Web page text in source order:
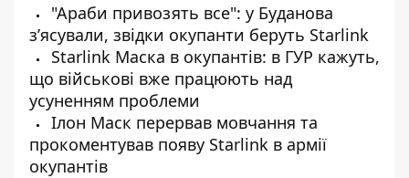
"Араби привозять все": у Буданова
зʼясували, звідки окупанти беруть Starlink
Starlink Маска в окупантів: в ГУР кажуть,
що військові вже працюють над
усуненням проблеми
Ілон Маск перервав мовчання та
прокоментував появу Starlink в армії
окупантів